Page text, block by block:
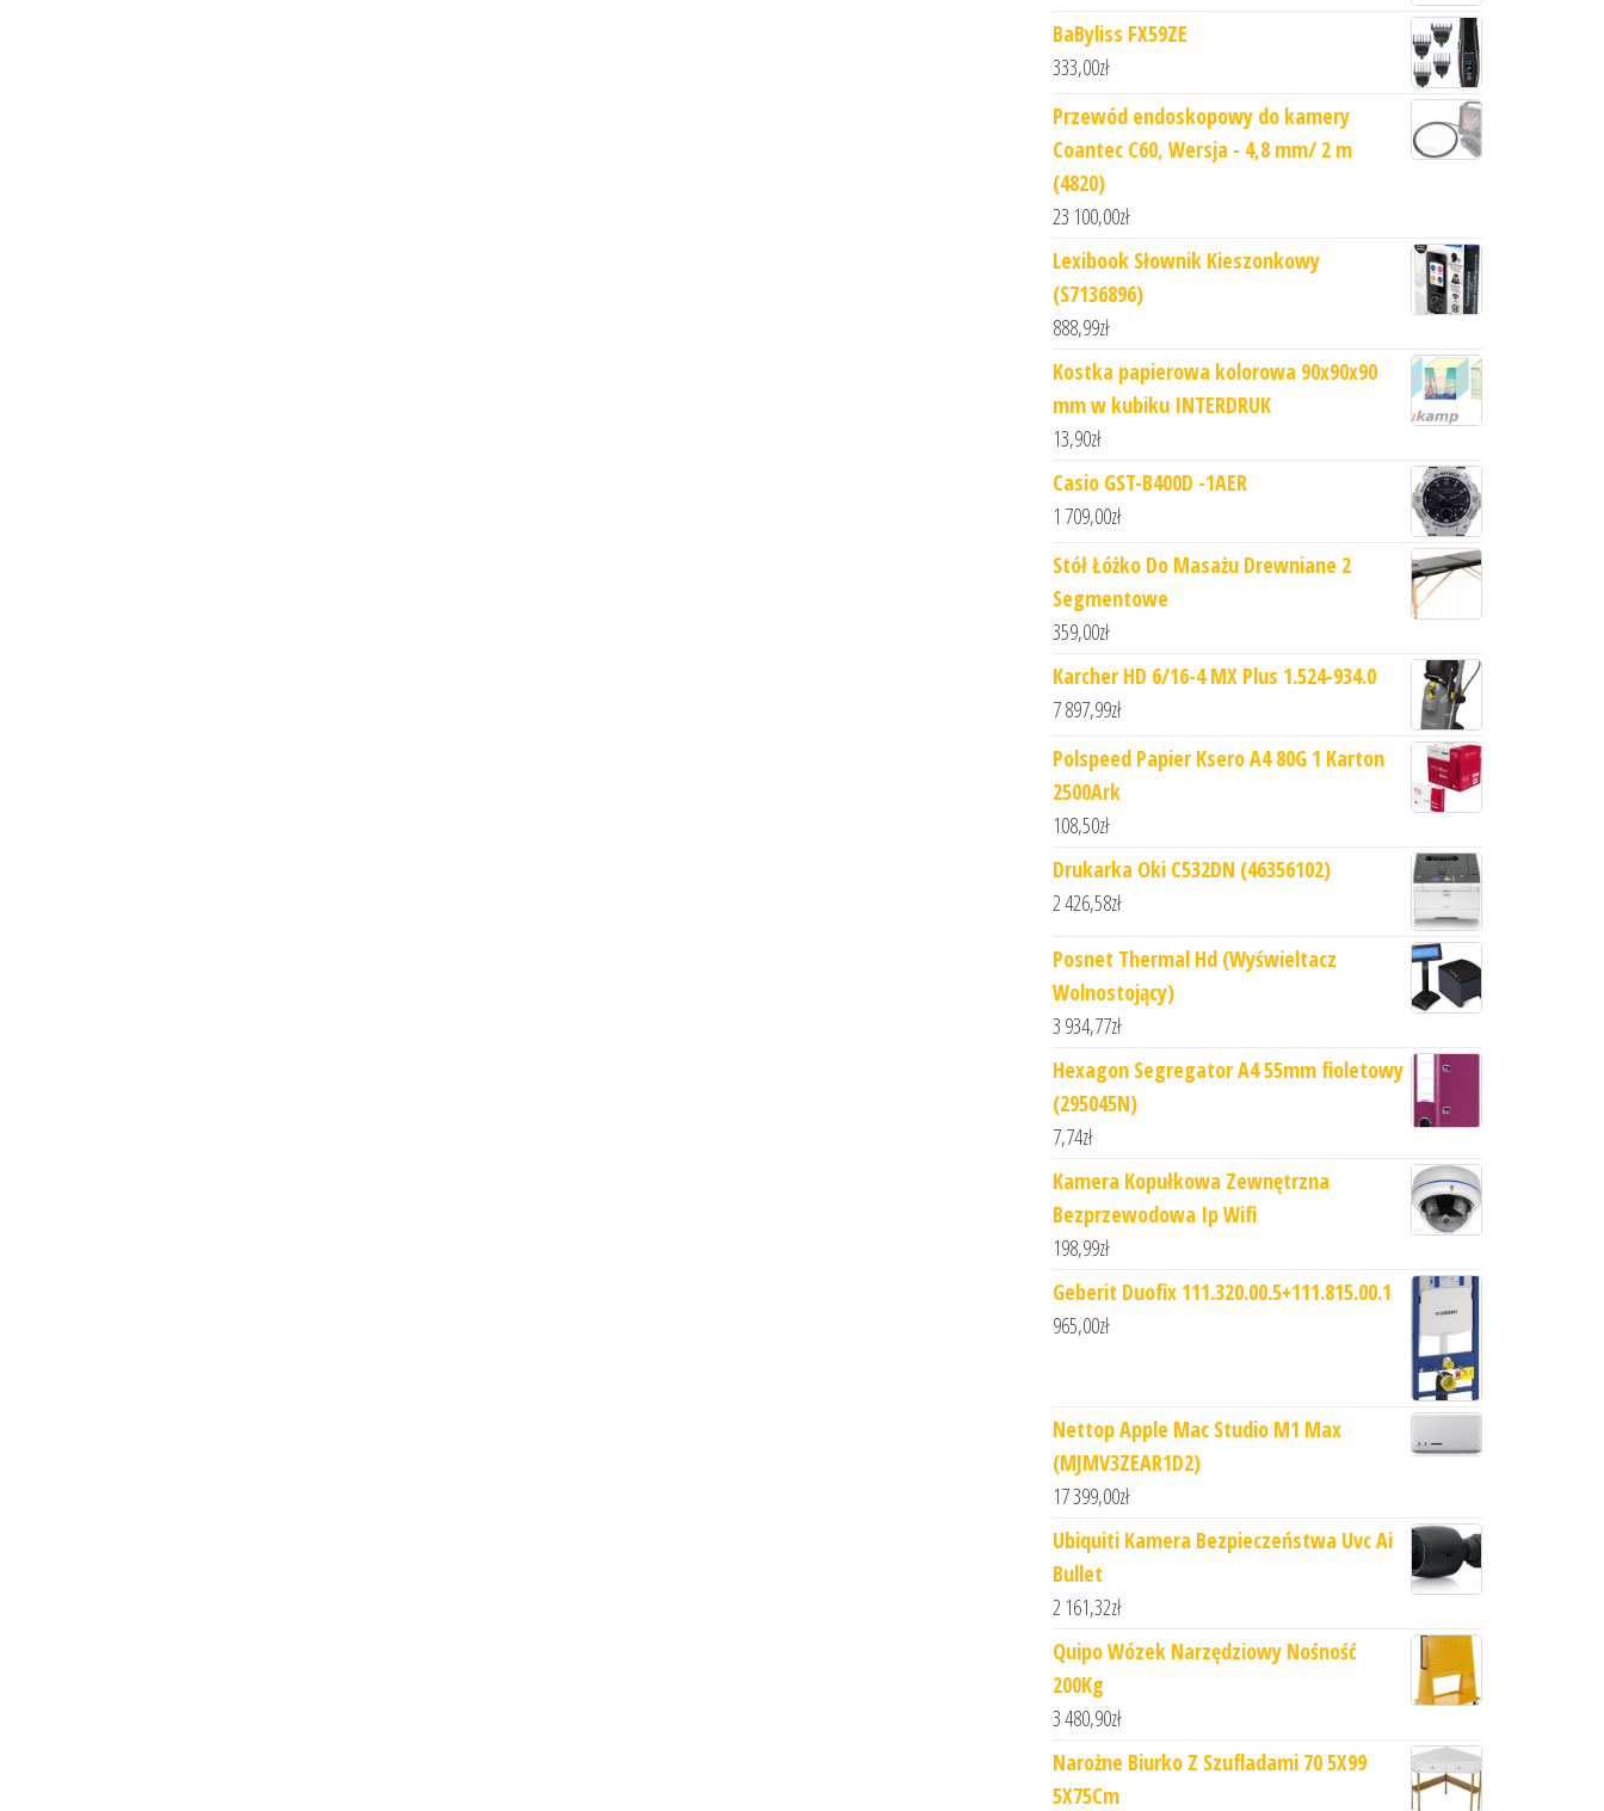
BaByliss FX59ZE
333,00zł
Przewód endoskopowy do kamery
Coantec C60, Wersja - 4,8 mm/ 2 m
(4820)
23 100,00zł
Lexibook Słownik Kieszonkowy
(S7136896)
888,99zł
Kostka papierowa kolorowa 90x90x90
mm w kubiku INTERDRUK
13,90zł
Casio GST-B400D -1AER
1 709,00zł
Stół Łóżko Do Masażu Drewniane 2
Segmentowe
359,00zł
Karcher HD 6/16-4 MX Plus 1.524-934.0
7 897,99zł
Polspeed Papier Ksero A4 80G 1 Karton
2500Ark
108,50zł
Drukarka Oki C532DN (46356102)
2 426,58zł
Posnet Thermal Hd (Wyświeltacz
Wolnostojący)
3 934,77zł
Hexagon Segregator A4 55mm fioletowy
(295045N)
7,74zł
Kamera Kopułkowa Zewnętrzna
Bezprzewodowa Ip Wifi
198,99zł
Geberit Duofix 111.320.00.5+111.815.00.1
965,00zł
Nettop Apple Mac Studio M1 Max
(MJMV3ZEAR1D2)
17 399,00zł
Ubiquiti Kamera Bezpieczeństwa Uvc Ai
Bullet
2 161,32zł
Quipo Wózek Narzędziowy Nośność
200Kg
3 480,90zł
Narożne Biurko Z Szufladami 70 5X99
5X75Cm